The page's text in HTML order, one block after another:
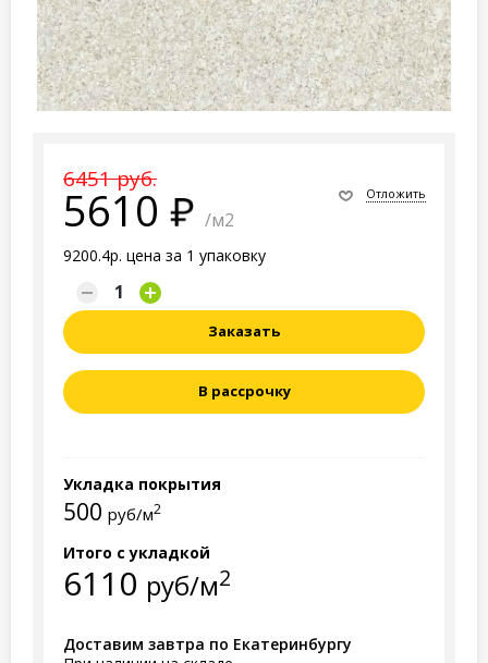
6451 руб.
5610 /м2
9200.4р. цена за 1 упаковку
Отложить
Заказать
В рассрочку
Укладка покрытия
500 руб/м2
Итого с укладкой
6110 руб/м2
Доставим завтра по Екатеринбургу